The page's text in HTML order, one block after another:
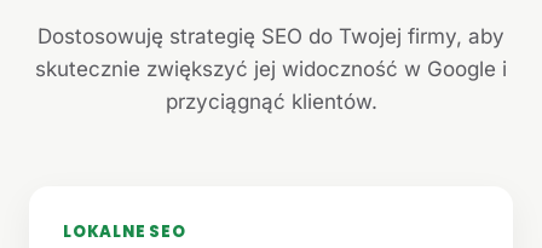
Dostosowuję strategię SEO do Twojej firmy, aby
skutecznie zwiększyć jej widoczność w Google i
przyciągnąć klientów.
LOKALNE SEO